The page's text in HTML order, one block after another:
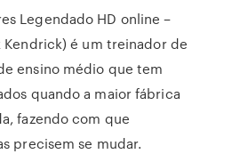
Legendado HD online –
Kendrick) é um treinador de
ensino médio que tem
quando a maior fábrica
fazendo com que
precisem se mudar.